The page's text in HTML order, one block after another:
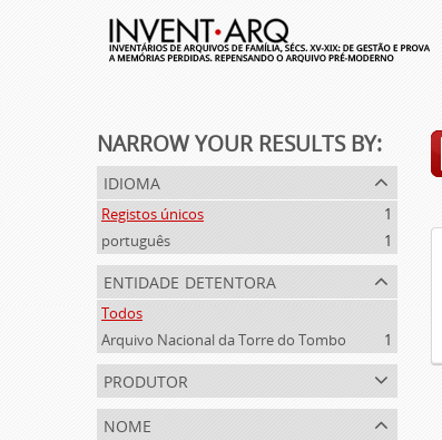
NARROW YOUR RESULTS BY:
idioma
Registos únicos
1
português
1
entidade detentora
Todos
Arquivo Nacional da Torre do Tombo
1
produtor
nome